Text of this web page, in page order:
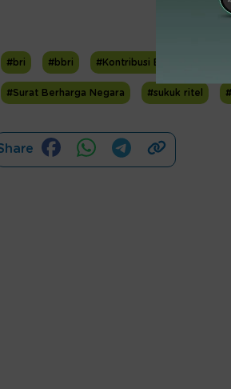
Sebagai alternatif investasi, SR017
Rp.1 juta dapat dibeli di mana pun
praktis dan inspiratif, kemudahan